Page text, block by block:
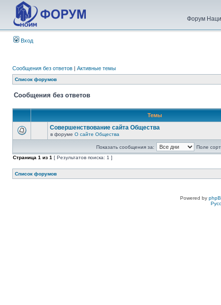
Форум
Вход
Сообщения без ответов | Активные темы
Список форумов
Сообщения без ответов
Темы
Совершенствование сайта Общества
в форуме О сайте Общества
Показать сообщения за:
Поле
Страница 1 из 1 [ Результатов поиска: 1 ]
Список форумов
Powered by